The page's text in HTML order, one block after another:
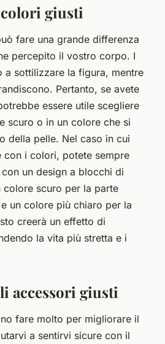
giusti
fare una grande differenza
percepito il vostro corpo. I
a sottilizzare la figura, mentre
Pertanto, se avete
essere utile scegliere
scuro o in un colore che si
della pelle. Nel caso in cui
con i colori, potete sempre
un design a blocchi di
scuro per la parte
un colore più chiaro per la
creerà un effetto di
la vita più stretta e i
accessori giusti
fare molto per migliorare il
a sentirvi sicure con il